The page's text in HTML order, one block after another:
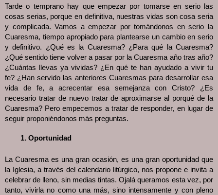
Tarde o temprano hay que empezar por tomarse en serio las
cosas serias, porque en definitiva, nuestras vidas son cosa seria
y complicada. Vamos a empezar por tomándonos en serio la
Cuaresma, tiempo apropiado para plantearse un cambio en serio
y definitivo. ¿Qué es la Cuaresma? ¿Para qué la Cuaresma?
¿Qué sentido tiene volver a pasar por la Cuaresma año tras año?
¿Cuántas llevas ya vividas? ¿En qué te han ayudado a vivir tu
fe? ¿Han servido las anteriores Cuaresmas para desarrollar esa
vida de fe, a acrecentar esa semejanza con Cristo? ¿Es
necesario tratar de nuevo tratar de aproximarse al porqué de la
Cuaresma? Pero empecemos a tratar de responder, en lugar de
seguir proponiéndonos más preguntas.
Oportunidad
La Cuaresma es una gran ocasión, es una gran oportunidad que
la Iglesia, a través del calendario litúrgico, nos propone e invita a
celebrar de lleno, sin medias tintas. Ojalá queramos esta vez, por
tanto, vivirla no como una más, sino intensamente y con pleno